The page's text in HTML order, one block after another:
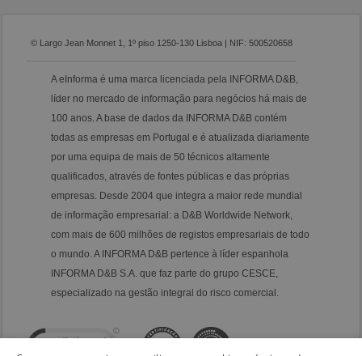
© Largo Jean Monnet 1, 1º piso 1250-130 Lisboa | NIF: 500520658
A eInforma é uma marca licenciada pela INFORMA D&B,
líder no mercado de informação para negócios há mais de
100 anos. A base de dados da INFORMA D&B contém
todas as empresas em Portugal e é atualizada diariamente
por uma equipa de mais de 50 técnicos altamente
qualificados, através de fontes públicas e das próprias
empresas. Desde 2004 que integra a maior rede mundial
de informação empresarial: a D&B Worldwide Network,
com mais de 600 milhões de registos empresariais de todo
o mundo. A INFORMA D&B pertence à líder espanhola
INFORMA D&B S.A. que faz parte do grupo CESCE,
especializado na gestão integral do risco comercial.